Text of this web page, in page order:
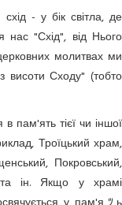
- у бік світла, де
нас "Схід", від Нього
молитвах ми
висоти Сходу" (тобто
пам'ять тієї чи іншої
Троїцький храм,
Покровський,
та ін. Якщо у храмі